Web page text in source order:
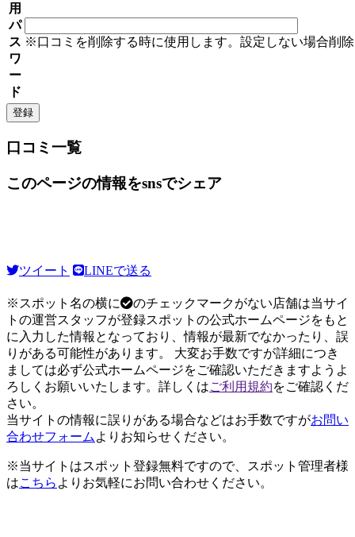
用
パ
ス
ワ
ー
ド
※口コミを削除する時に使用します。設定しない場合削
口コミ一覧
このページの情報をsnsでシェア
ツイート LINEで送る
※スポット名の横に
のチェックマークがない店舗は当サイ
トの運営スタッフが登録スポットの公式ホームページをもと
に入力した情報となっており、情報が最新でなかったり、誤
りがある可能性があります。 大変お手数ですが詳細につき
ましては必ず公式ホームページをご確認いただきますようよ
ろしくお願いいたします。詳しくはご利用規約をご確認くだ
さい。
当サイトの情報に誤りがある場合などはお手数ですがお問い
合わせフォーム よりお知らせください。
※当サイトはスポット登録無料ですので、スポット管理者様
はこちら よりお気軽にお問い合わせください。